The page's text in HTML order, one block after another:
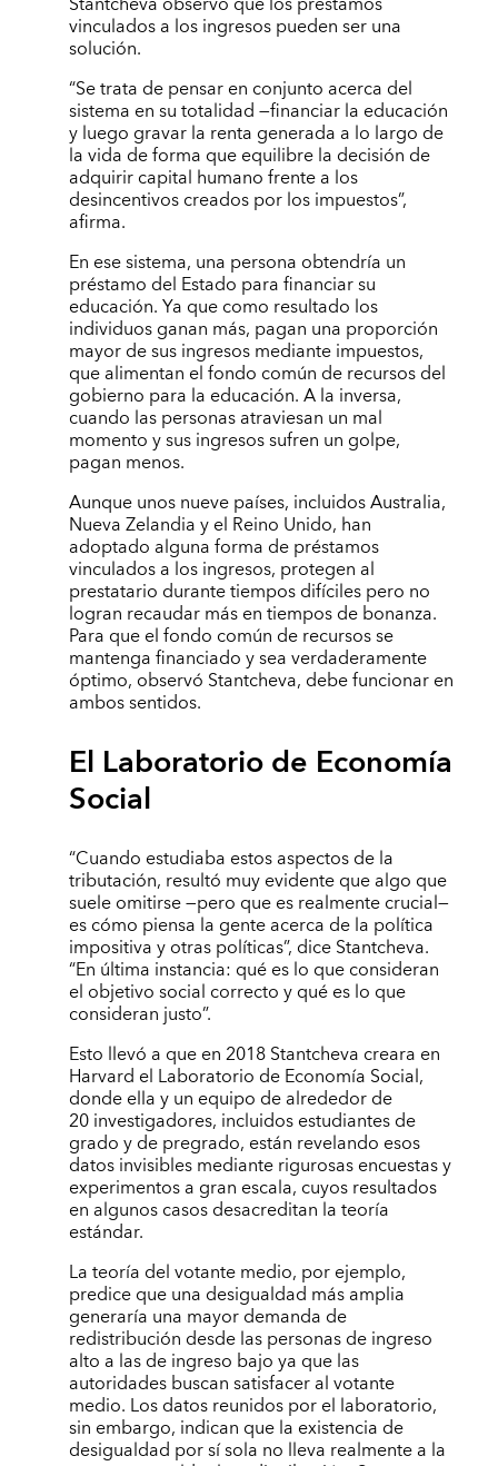
vinculados a los ingresos pueden ser una
solución.
“Se trata de pensar en conjunto acerca del
sistema en su totalidad —financiar la educación
y luego gravar la renta generada a lo largo de
la vida de forma que equilibre la decisión de
adquirir capital humano frente a los
desincentivos creados por los impuestos”,
afirma.
En ese sistema, una persona obtendría un
préstamo del Estado para financiar su
educación. Ya que como resultado los
individuos ganan más, pagan una proporción
mayor de sus ingresos mediante impuestos,
que alimentan el fondo común de recursos del
gobierno para la educación. A la inversa,
cuando las personas atraviesan un mal
momento y sus ingresos sufren un golpe,
pagan menos.
Aunque unos nueve países, incluidos Australia,
Nueva Zelandia y el Reino Unido, han
adoptado alguna forma de préstamos
vinculados a los ingresos, protegen al
prestatario durante tiempos difíciles pero no
logran recaudar más en tiempos de bonanza.
Para que el fondo común de recursos se
mantenga financiado y sea verdaderamente
óptimo, observó Stantcheva, debe funcionar en
ambos sentidos.
El Laboratorio de Economía
Social
“Cuando estudiaba estos aspectos de la
tributación, resultó muy evidente que algo que
suele omitirse —pero que es realmente crucial—
es cómo piensa la gente acerca de la política
impositiva y otras políticas”, dice Stantcheva.
“En última instancia: qué es lo que consideran
el objetivo social correcto y qué es lo que
consideran justo”.
Esto llevó a que en 2018 Stantcheva creara en
Harvard el Laboratorio de Economía Social,
donde ella y un equipo de alrededor de
20 investigadores, incluidos estudiantes de
grado y de pregrado, están revelando esos
datos invisibles mediante rigurosas encuestas y
experimentos a gran escala, cuyos resultados
en algunos casos desacreditan la teoría
estándar.
La teoría del votante medio, por ejemplo,
predice que una desigualdad más amplia
generaría una mayor demanda de
redistribución desde las personas de ingreso
alto a las de ingreso bajo ya que las
autoridades buscan satisfacer al votante
medio. Los datos reunidos por el laboratorio,
sin embargo, indican que la existencia de
desigualdad por sí sola no lleva realmente a la